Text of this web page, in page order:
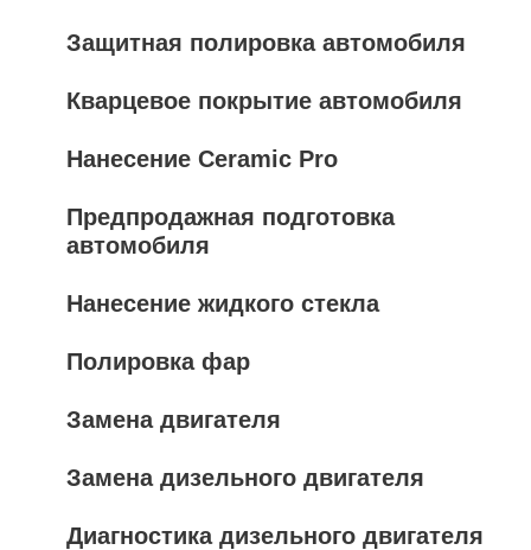
Защитная полировка автомобиля
Кварцевое покрытие автомобиля
Нанесение Ceramic Pro
Предпродажная подготовка
автомобиля
Нанесение жидкого стекла
Полировка фар
Замена двигателя
Замена дизельного двигателя
Диагностика дизельного двигателя